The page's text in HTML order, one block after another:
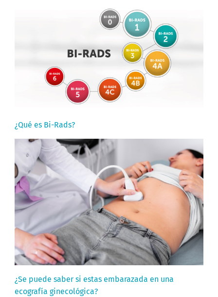
¿Qué es Bi-Rads?
¿Se puede saber si estas embarazada en una
ecografía ginecológica?